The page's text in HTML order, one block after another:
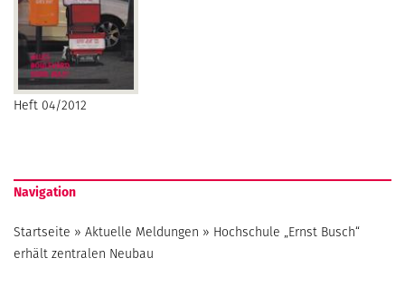
Heft 04/2012
Navigation
Startseite » Aktuelle Meldungen » Hochschule „Ernst Busch“
erhält zentralen Neubau